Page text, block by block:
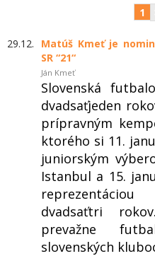
1
29.12.
Matúš Kmeť je
SR “21“
Ján Kmeť
Slovenská
dvadsaťjeden
prípravným
ktorého si 11.
juniorským
Istanbul a 15.
dvadsaťtri
prevažne
slovenských